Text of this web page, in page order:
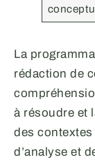
La
rédaction de
à résoudre et
des
d’analyse et